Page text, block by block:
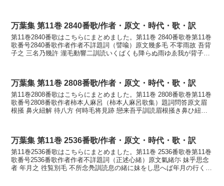
万葉集 第11巻 2840番歌/作者・原文・時代・歌・訳
第11巻2840番歌はこちらにまとめました。第11巻 2840番歌巻第11巻
歌番号2840番歌作者作者不詳題詞（譬喩）原文幾多毛 不零雨故 吾背
子之 三名乃幾許 瀧毛動響二訓読いくばくも降らぬ雨ゆゑ我が背子が
万葉集 第11巻 2808番歌/作者・原文・時代・歌・訳
第11巻2808番歌はこちらにまとめました。第11巻 2808番歌巻第11巻
歌番号2808番歌作者柿本人麻呂（柿本人麻呂歌集）題詞問答原文眉
根掻 鼻火紐解 待八方 何時毛将見跡 戀来吾乎訓読眉根掻き鼻ひ紐解
万葉集 第11巻 2536番歌/作者・原文・時代・歌・訳
第11巻2536番歌はこちらにまとめました。第11巻 2536番歌巻第11巻
歌番号2536番歌作者作者不詳題詞（正述心緒）原文氣緒尓 妹乎思念
者 年月之 徃覧別毛 不所念鳧訓読息の緒に妹をし思へば年月の行くら